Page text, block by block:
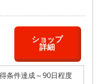
ショップ
詳細
条件達成～90日程度